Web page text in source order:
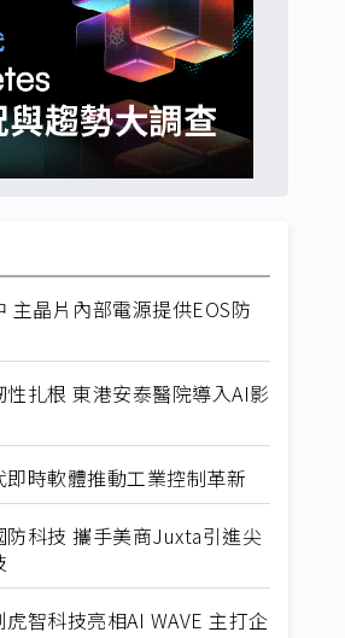
主晶片內部電源提供EOS防
扎根 東港安泰醫院導入AI影
時軟體推動工業控制革新
防科技 攜手美商Juxta引進尖
智科技亮相AI WAVE 主打企